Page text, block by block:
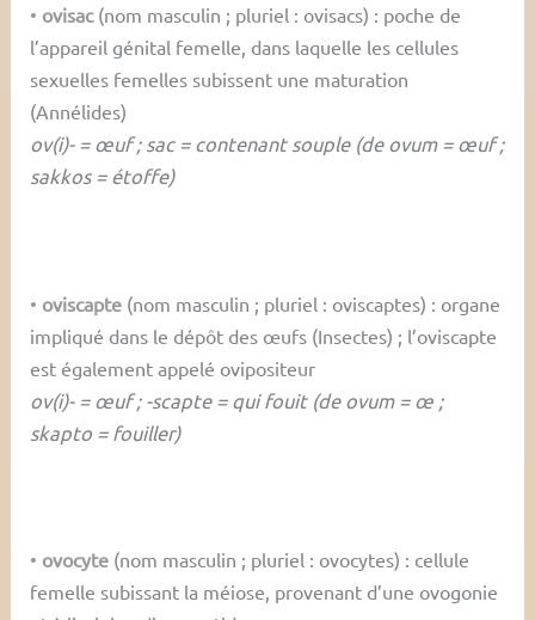
• ovisac(nom masculin ; pluriel : ovisacs) : poche de
l’appareil génital femelle, dans laquelle les cellules
sexuelles femelles subissent une maturation
(Annélides)
ov(i)- = œuf ; sac = contenant souple (de ovum = œuf ;
sakkos = étoffe)
• oviscapte (nom masculin ; pluriel : oviscaptes) : organe
impliqué dans le dépôt des œufs (Insectes) ; l’oviscapte
est également appelé ovipositeur
ov(i)- = œuf ; -scapte = qui fouit (de ovum = œ ;
skapto = fouiller)
• ovocyte (nom masculin ; pluriel : ovocytes) : cellule
femelle subissant la méiose, provenant d’une ovogonie